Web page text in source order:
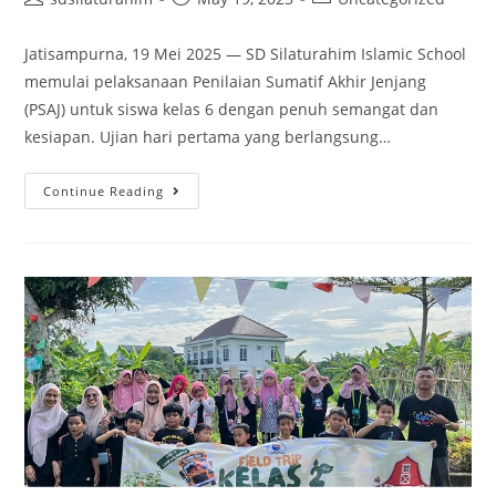
Jatisampurna, 19 Mei 2025 — SD Silaturahim Islamic School
memulai pelaksanaan Penilaian Sumatif Akhir Jenjang
(PSAJ) untuk siswa kelas 6 dengan penuh semangat dan
kesiapan. Ujian hari pertama yang berlangsung…
Continue Reading